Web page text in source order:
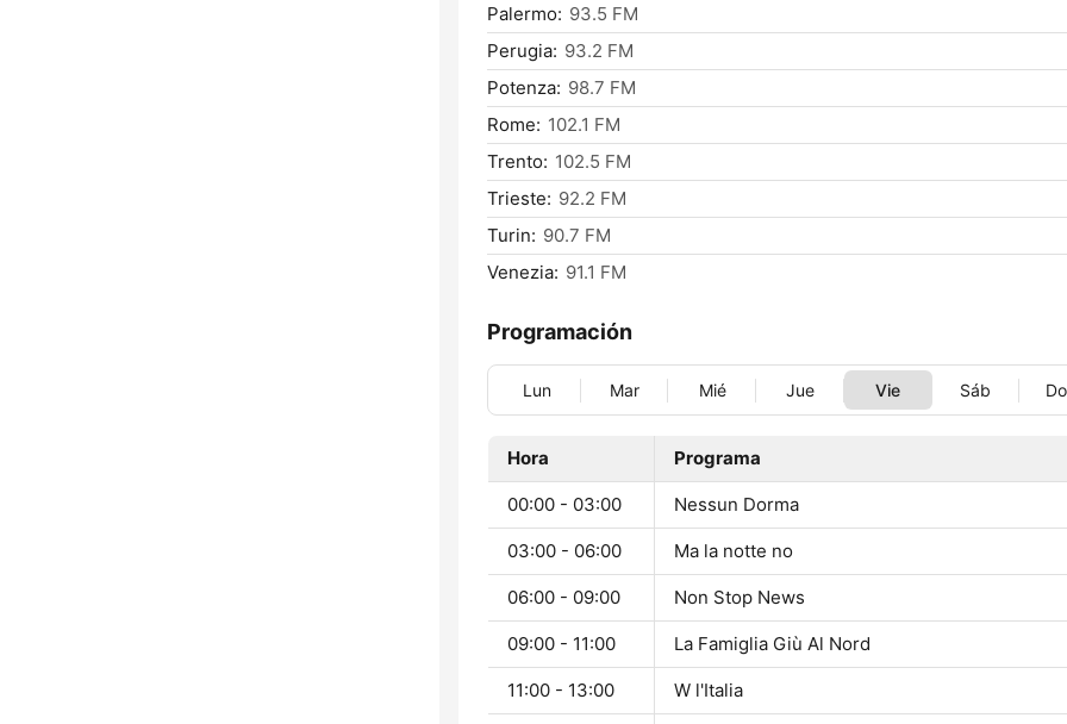
Palermo: 93.5 FM
Perugia: 93.2 FM
Potenza: 98.7 FM
Rome: 102.1 FM
Trento: 102.5 FM
Trieste: 92.2 FM
Turin: 90.7 FM
Venezia: 91.1 FM
Programación
Lun Mar Mié Jue Vie Sáb
Hora Programa
00:00 - 03:00 Nessun Dorma
03:00 - 06:00 Ma la notte no
06:00 - 09:00 Non Stop News
09:00 - 11:00 La Famiglia Giù Al Nord
11:00 - 13:00 W l'Italia